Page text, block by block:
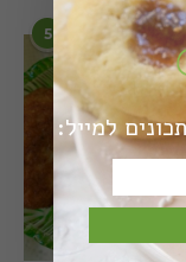
5
למייל: